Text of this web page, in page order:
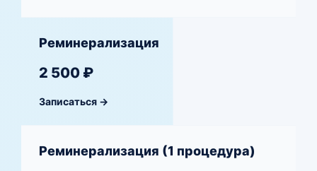
Реминерализация
2 500 ₽
Записаться →
Реминерализация (1 процедура)